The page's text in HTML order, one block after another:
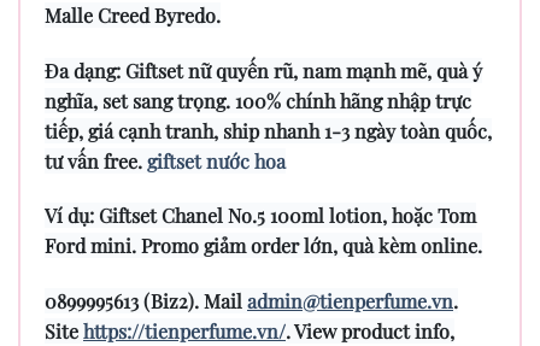
Malle Creed Byredo.
Đa dạng: Giftset nữ quyến rũ, nam mạnh mẽ, quà ý
nghĩa, set sang trọng. 100% chính hãng nhập trực
tiếp, giá cạnh tranh, ship nhanh 1-3 ngày toàn quốc,
tư vấn free.giftset nước hoa
Ví dụ: Giftset Chanel No.5 100ml lotion, hoặc Tom
Ford mini. Promo giảm order lớn, quà kèm online.
0899995613 (Biz2). Mailadmin@tienperfume.vn.
Sitehttps://tienperfume.vn/. View product info,